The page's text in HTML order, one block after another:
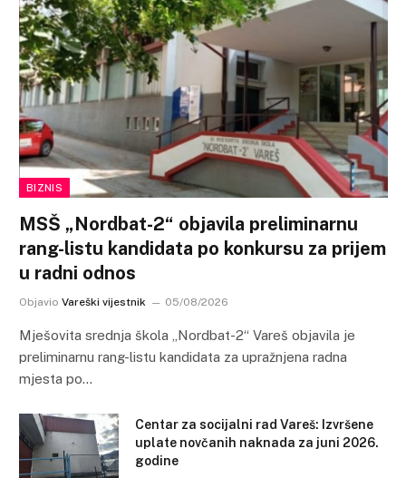
BIZNIS
MSŠ „Nordbat-2“ objavila preliminarnu
rang-listu kandidata po konkursu za prijem
u radni odnos
Objavio Vareški vijestnik 05/08/2026
Mješovita srednja škola „Nordbat-2“ Vareš objavila je
preliminarnu rang-listu kandidata za upražnjena radna
mjesta po…
Centar za socijalni rad Vareš: Izvršene
uplate novčanih naknada za juni 2026.
godine